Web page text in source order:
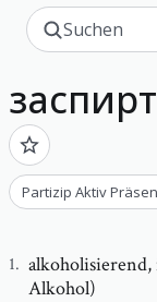
Partizip Aktiv
1. alkoholisierend,
Alkohol)